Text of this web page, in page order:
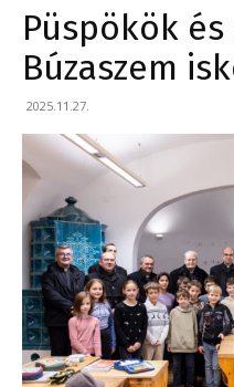
Püspökök
Búzaszem
2025.11.27.